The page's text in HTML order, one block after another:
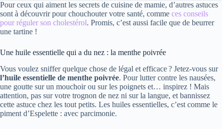
Pour ceux qui aiment les secrets de cuisine de mamie, d’autres astuces
sont à découvrir pour chouchouter votre santé, comme ces conseils
pour réguler son cholestérol. Promis, c’est aussi facile que de beurrer
une tartine !
Une huile essentielle qui a du nez : la menthe poivrée
Vous voulez sniffer quelque chose de légal et efficace ? Jetez-vous sur
l’huile essentielle de menthe poivrée. Pour lutter contre les nausées,
une goutte sur un mouchoir ou sur les poignets et… inspirez ! Mais
attention, pas sur votre trognon de nez ni sur la langue, et bannissez
cette astuce chez les tout petits. Les huiles essentielles, c’est comme le
piment d’Espelette : avec parcimonie.